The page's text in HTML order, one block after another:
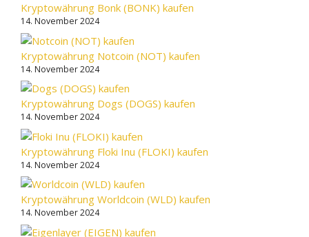
Kryptowährung Bonk (BONK) kaufen
14. November 2024
Kryptowährung Notcoin (NOT) kaufen
14. November 2024
Kryptowährung Dogs (DOGS) kaufen
14. November 2024
Kryptowährung Floki Inu (FLOKI) kaufen
14. November 2024
Kryptowährung Worldcoin (WLD) kaufen
14. November 2024